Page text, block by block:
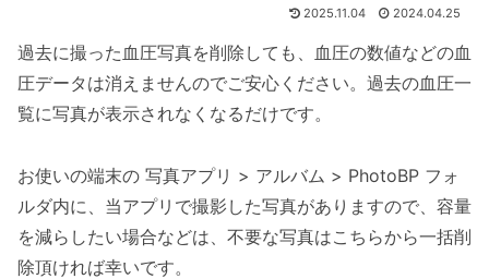
2025.11.04 2024.04.25
過去に撮った血圧写真を削除しても、血圧の数値などの血
圧データは消えませんのでご安心ください。過去の血圧一
覧に写真が表示されなくなるだけです。
お使いの端末の 写真アプリ > アルバム > PhotoBP フォ
ルダ内に、当アプリで撮影した写真がありますので、容量
を減らしたい場合などは、不要な写真はこちらから一括削
除頂ければ幸いです。